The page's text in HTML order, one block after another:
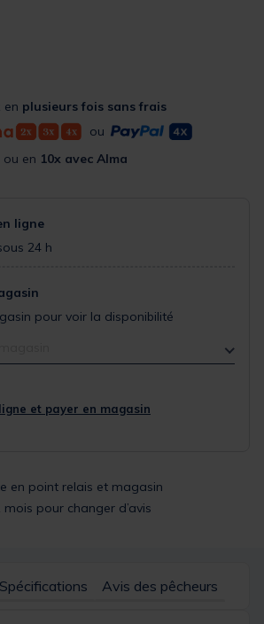
en plusieurs fois sans frais
ou
ou en 10x avec Alma
ligne
24 h
pour voir la disponibilité
et payer en magasin
en point relais et magasin
pour changer d’avis
Spécifications Avis des pêcheurs